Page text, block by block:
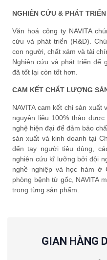
NGHIÊN CỨU & PHÁT TRIỂN
Văn hoá công ty NAVITA
cứu và phát triển (R&D).
con người, chất xám và tài
Nghiên cứu và phát triển để
đã tốt lại còn tốt hơn.
CAM KẾT CHẤT LƯỢNG
NAVITA cam kết chỉ sản
nguyên liệu 100% thảo
nghệ hiện đại để đảm bảo
sản xuất và kinh doanh tại
đến tay người tiêu dùng,
nghiên cứu kĩ lưỡng bởi đội
nghề nghiệp và học hàm ở
phòng bệnh từ gốc, NAVITA
trong từng sản phẩm.
GIAN HÀNG